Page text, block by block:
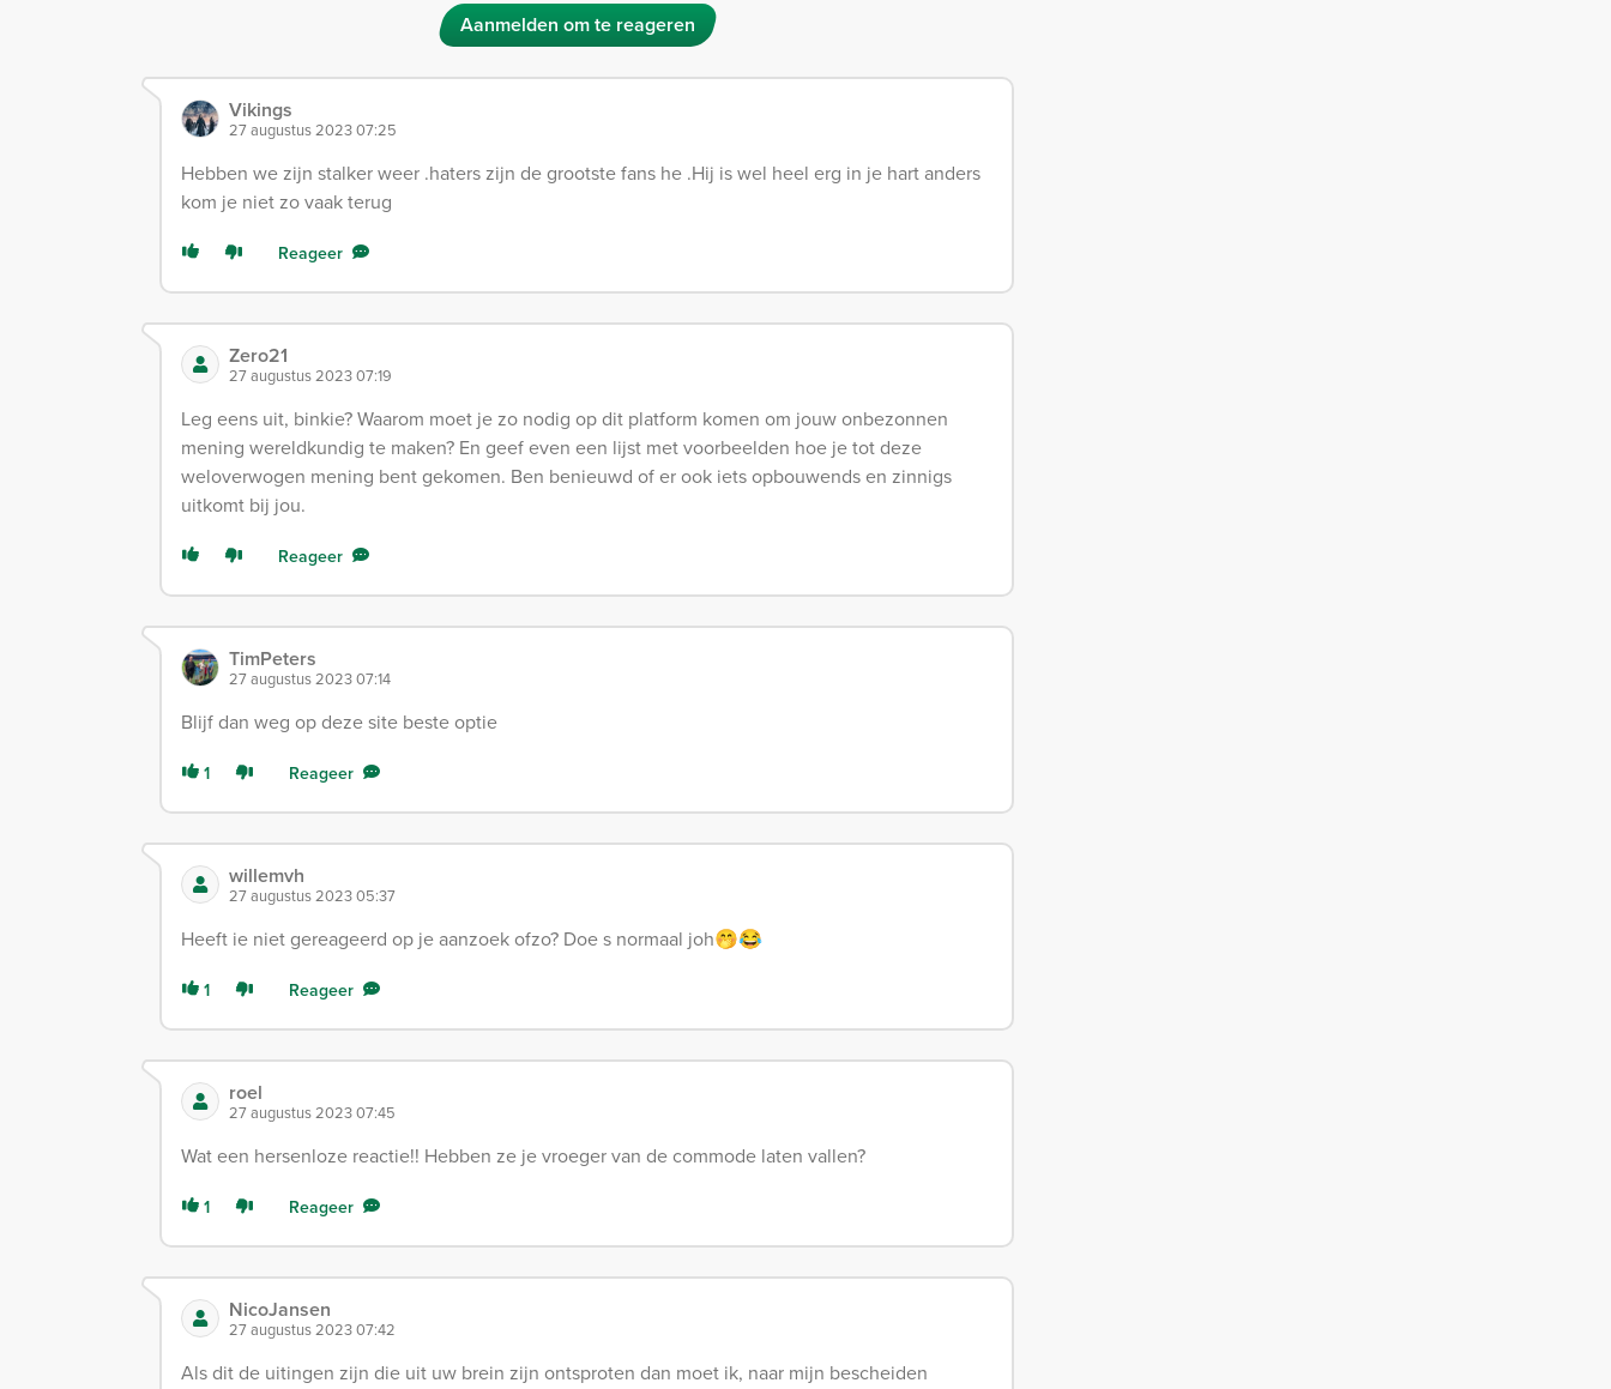
Aanmelden om te reageren
Vikings
27 augustus 2023 07:25
Hebben we zijn stalker weer .haters zijn de grootste fans he .Hij is wel heel erg in je hart anders
kom je niet zo vaak terug
Reageer
Zero21
27 augustus 2023 07:19
Leg eens uit, binkie? Waarom moet je zo nodig op dit platform komen om jouw onbezonnen
mening wereldkundig te maken? En geef even een lijst met voorbeelden hoe je tot deze
weloverwogen mening bent gekomen. Ben benieuwd of er ook iets opbouwends en zinnigs
uitkomt bij jou.
Reageer
TimPeters
27 augustus 2023 07:14
Blijf dan weg op deze site beste optie
1 Reageer
willemvh
27 augustus 2023 05:37
Heeft ie niet gereageerd op je aanzoek ofzo? Doe s normaal joh🤭😂
1 Reageer
roel
27 augustus 2023 07:45
Wat een hersenloze reactie!! Hebben ze je vroeger van de commode laten vallen?
1 Reageer
NicoJansen
27 augustus 2023 07:42
Als dit de uitingen zijn die uit uw brein zijn ontsproten dan moet ik, naar mijn bescheiden